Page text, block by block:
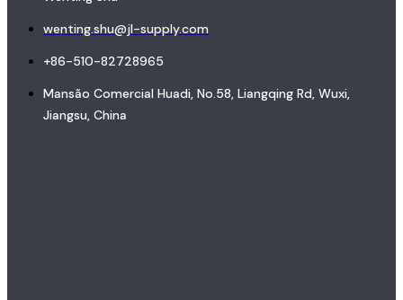
wenting.shu@jl-supply.com
+86-510-82728965
Mansão Comercial Huadi, No.58, Liangqing Rd, Wuxi,
Jiangsu, China